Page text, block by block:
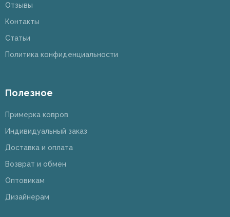
Отзывы
Контакты
Статьи
Политика конфиденциальности
Полезное
Примерка ковров
Индивидуальный заказ
Доставка и оплата
Возврат и обмен
Оптовикам
Дизайнерам